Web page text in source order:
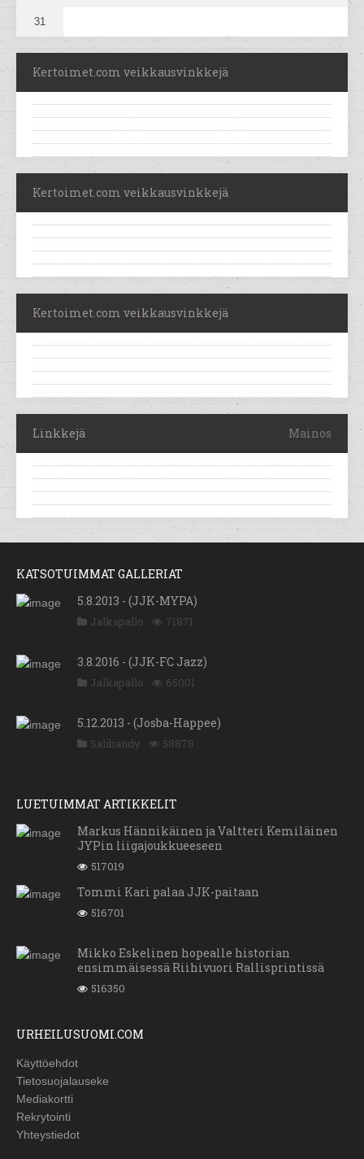
31
Kertoimet.com veikkausvinkkejä
Kertoimet.com veikkausvinkkejä
Kertoimet.com veikkausvinkkejä
Linkkejä Mainos
KATSOTUIMMAT GALLERIAT
5.8.2013 - (JJK-MYPA)
Jalkapallo 71871
3.8.2016 - (JJK-FC Jazz)
Jalkapallo 65001
5.12.2013 - (Josba-Happee)
Salibandy 58878
LUETUIMMAT ARTIKKELIT
Markus Hännikäinen ja Valtteri Kemiläinen
JYPin liigajoukkueeseen
517019
Tommi Kari palaa JJK-paitaan
516701
Mikko Eskelinen hopealle historian
ensimmäisessä Riihivuori Rallisprintissä
516350
URHEILUSUOMI.COM
Käyttöehdot
Tietosuojalauseke
Mediakortti
Rekrytointi
Yhteystiedot